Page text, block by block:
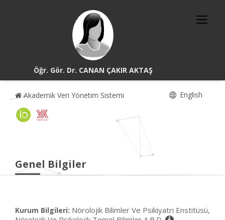
Öğr. Gör. Dr. CANAN ÇAKIR AKTAŞ
Akademik Veri Yönetim Sistemi English
Genel Bilgiler
Kurum Bilgileri: Nörolojik Bilimler Ve Psikiyatri Enstitüsü,